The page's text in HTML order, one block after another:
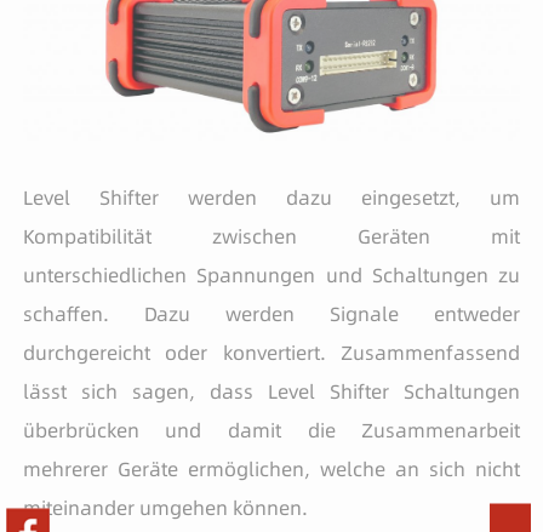
Level Shifter werden dazu eingesetzt, um
Kompatibilität zwischen Geräten mit
unterschiedlichen Spannungen und Schaltungen zu
schaffen. Dazu werden Signale entweder
durchgereicht oder konvertiert. Zusammenfassend
lässt sich sagen, dass Level Shifter Schaltungen
überbrücken und damit die Zusammenarbeit
mehrerer Geräte ermöglichen, welche an sich nicht
miteinander umgehen können.